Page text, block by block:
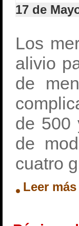
17 de
Los
alivio
de
de 500
de
cuatro
Leer